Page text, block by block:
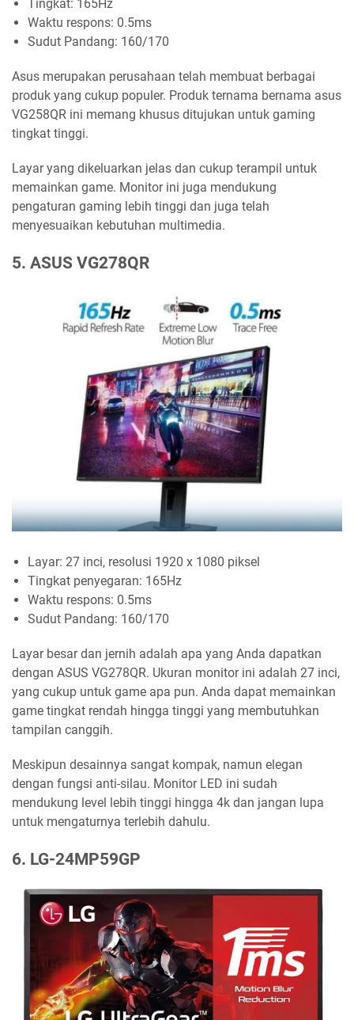
Tingkat: 165Hz
Waktu respons: 0.5ms
Sudut Pandang: 160/170
Asus merupakan perusahaan telah membuat berbagai
produk yang cukup populer. Produk ternama bernama asus
VG258QR ini memang khusus ditujukan untuk gaming
tingkat tinggi.
Layar yang dikeluarkan jelas dan cukup terampil untuk
memainkan game. Monitor ini juga mendukung
pengaturan gaming lebih tinggi dan juga telah
menyesuaikan kebutuhan multimedia.
5. ASUS VG278QR
Layar: 27 inci, resolusi 1920 x 1080 piksel
Tingkat penyegaran: 165Hz
Waktu respons: 0.5ms
Sudut Pandang: 160/170
Layar besar dan jernih adalah apa yang Anda dapatkan
dengan ASUS VG278QR. Ukuran monitor ini adalah 27 inci,
yang cukup untuk game apa pun. Anda dapat memainkan
game tingkat rendah hingga tinggi yang membutuhkan
tampilan canggih.
Meskipun desainnya sangat kompak, namun elegan
dengan fungsi anti-silau. Monitor LED ini sudah
mendukung level lebih tinggi hingga 4k dan jangan lupa
untuk mengaturnya terlebih dahulu.
6. LG-24MP59GP